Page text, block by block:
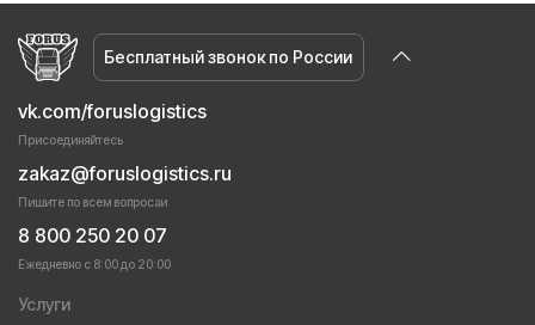
Бесплатный звонок по России
vk.com/foruslogistics
Присоединяйтесь
zakaz@foruslogistics.ru
Пишите по всем вопросаи
8 800 250 20 07
Ежедневно с 8:00 до 20:00
Услуги